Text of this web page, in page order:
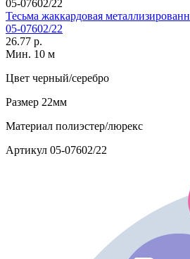
05-07602/22
Тесьма жаккардовая
05-07602/22
26.77 р.
Мин. 10 м
Цвет черный/серебро
Размер 22мм
Материал полиэстер/люрекс
Артикул 05-07602/22